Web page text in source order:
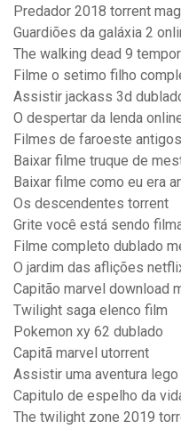
Predador 2018 torrent
Guardiões da galáxia 2
The walking dead 9
Filme o setimo filho
Assistir jackass 3d
O despertar da lenda
Filmes de faroeste
Baixar filme truque de
Baixar filme como eu era
Os descendentes torrent
Grite você está sendo
Filme completo dublado
O jardim das aflições
Capitão marvel download
Twilight saga elenco film
Pokemon xy 62 dublado
Capitã marvel utorrent
Assistir uma aventura
Capitulo de espelho da
The twilight zone 2019